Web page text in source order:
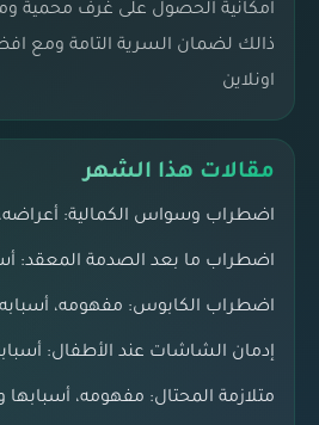
امكانية الحصول على غرف محمية
ذالك لضمان السرية التامة ومع
اونلاين
مقالات هذا الشهر
اضطراب وسواس الكمالية:
اضطراب ما بعد الصدمة المعقد:
اضطراب الكابوس: مفهومه،
إدمان الشاشات عند الأطفال:
متلازمة المحتال: مفهومه،